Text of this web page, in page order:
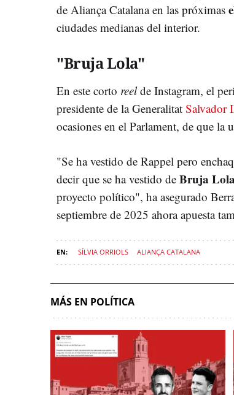
de Aliança Catalana en las próximas
ciudades medianas del interior.
"Bruja Lola"
En este corto reelde Instagram, el
presidente de la Generalitat Salvador
ocasiones en el Parlament, de que la
"Se ha vestido de Rappel pero
decir que se ha vestido de Bruja Lola
proyecto político", ha asegurado
septiembre de 2025 ahora apuesta
SÍLVIA ORRIOLS ALIANÇA CATALANA
MÁS EN POLÍTICA